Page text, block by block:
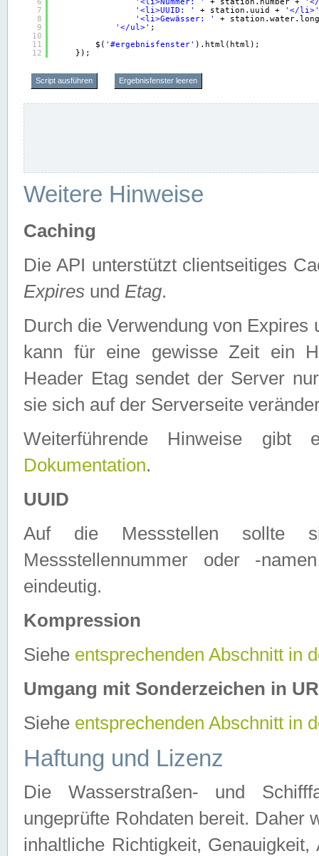
7
8
9
10
11
12
'<li>UUID: '
+ station.uuid +
'</li>'
'<li>Gewässer: '
+
'</ul>' ;
$( '#ergebnisfenster' ).html(html);
});
Script ausführen Ergebnisfenster leeren
Weitere Hinweise
Caching
Die API unterstützt clientseitiges
Expires und Etag.
Durch die Verwendung von
kann für eine gewisse Zeit ein
Header Etag sendet der Server
sie sich auf der Serverseite
Weiterführende Hinweise
Dokumentation.
UUID
Auf die Messstellen sollte
Messstellennummer oder -
eindeutig.
Kompression
Siehe entsprechenden Abschnitt in
Umgang mit Sonderzeichen in
Siehe entsprechenden Abschnitt in
Haftung und Lizenz
Die Wasserstraßen- und
ungeprüfte Rohdaten bereit. Daher
inhaltliche Richtigkeit,